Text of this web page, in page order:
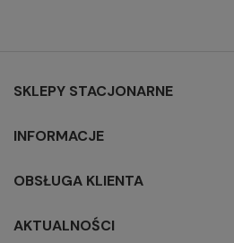
SKLEPY STACJONARNE
INFORMACJE
OBSŁUGA KLIENTA
AKTUALNOŚCI